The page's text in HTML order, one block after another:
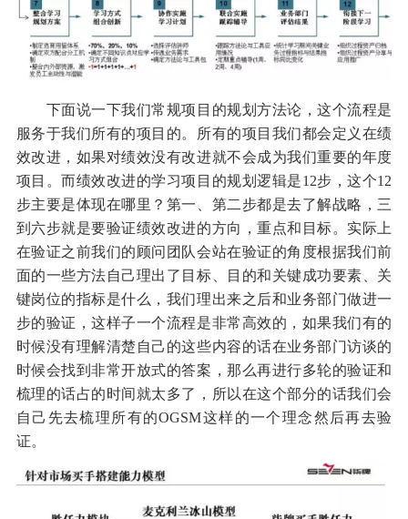
下面说一下我们常规项目的规划方法论，这个流程是
服务于我们所有的项目的。所有的项目我们都会定义在绩
效改进，如果对绩效没有改进就不会成为我们重要的年度
项目。而绩效改进的学习项目的规划逻辑是12步，这个12
步主要是体现在哪里？第一、第二步都是去了解战略，三
到六步就是要验证绩效改进的方向，重点和目标。实际上
在验证之前我们的顾问团队会站在验证的角度根据我们前
面的一些方法自己理出了目标、目的和关键成功要素、关
键岗位的指标是什么，我们理出来之后和业务部门做进一
步的验证，这样子一个流程是非常高效的，如果我们有的
时候没有理解清楚自己的这些内容的话在业务部门访谈的
时候会找到非常开放式的答案，那么再进行多轮的验证和
梳理的话占的时间就太多了，所以在这个部分的话我们会
自己先去梳理所有的OGSM这样的一个理念然后再去验
证。